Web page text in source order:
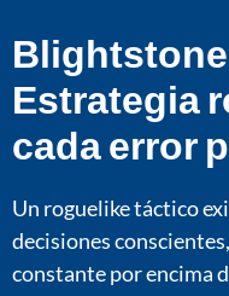
Blightstone
Estrategia
cada error
Un roguelike táctico
decisiones
constante por encima